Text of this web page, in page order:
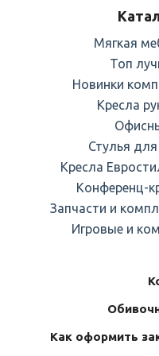
Мягкая
Топ
Новинки
Кресла
Стулья
Кресла
Конференц-
Запчасти и
Игровые и
Как оформить